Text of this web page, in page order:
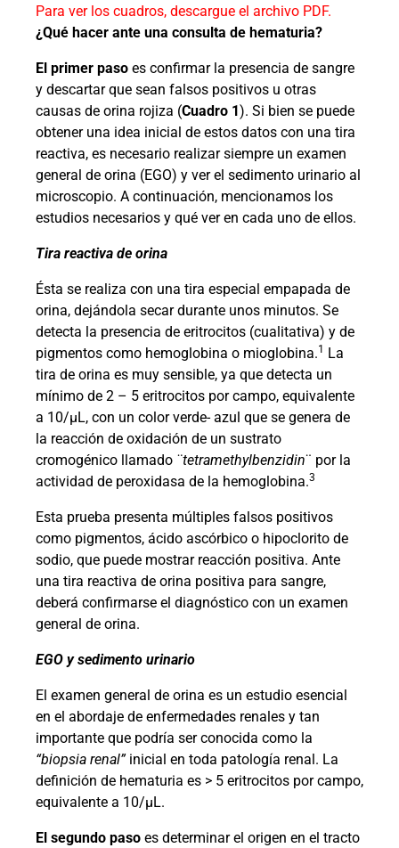
Para ver los cuadros, descargue el archivo PDF.
¿Qué hacer ante una consulta de hematuria?
El primer paso es confirmar la presencia de sangre
y descartar que sean falsos positivos u otras
causas de orina rojiza (Cuadro 1). Si bien se puede
obtener una idea inicial de estos datos con una tira
reactiva, es necesario realizar siempre un examen
general de orina (EGO) y ver el sedimento urinario al
microscopio. A continuación, mencionamos los
estudios necesarios y qué ver en cada uno de ellos.
Tira reactiva de orina
Ésta se realiza con una tira especial empapada de
orina, dejándola secar durante unos minutos. Se
detecta la presencia de eritrocitos (cualitativa) y de
pigmentos como hemoglobina o mioglobina.1
La
tira de orina es muy sensible, ya que detecta un
mínimo de 2 – 5 eritrocitos por campo, equivalente
a 10/µL, con un color verde- azul que se genera de
la reacción de oxidación de un sustrato
cromogénico llamado ¨tetramethylbenzidin¨ por la
actividad de peroxidasa de la hemoglobina.3
Esta prueba presenta múltiples falsos positivos
como pigmentos, ácido ascórbico o hipoclorito de
sodio, que puede mostrar reacción positiva. Ante
una tira reactiva de orina positiva para sangre,
deberá confirmarse el diagnóstico con un examen
general de orina.
EGO y sedimento urinario
El examen general de orina es un estudio esencial
en el abordaje de enfermedades renales y tan
importante que podría ser conocida como la
“biopsia renal” inicial en toda patología renal. La
definición de hematuria es > 5 eritrocitos por campo,
equivalente a 10/µL.
El segundo paso es determinar el origen en el tracto